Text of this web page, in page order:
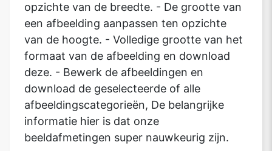
opzichte van de breedte. - De grootte van
een afbeelding aanpassen ten opzichte
van de hoogte. - Volledige grootte van het
formaat van de afbeelding en download
deze. - Bewerk de afbeeldingen en
download de geselecteerde of alle
afbeeldingscategorieën, De belangrijke
informatie hier is dat onze
beeldafmetingen super nauwkeurig zijn.